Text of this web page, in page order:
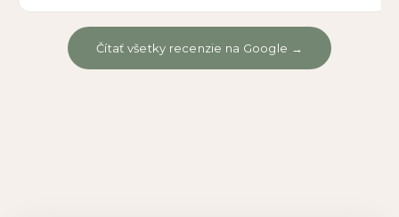
Čítať všetky recenzie na Google →